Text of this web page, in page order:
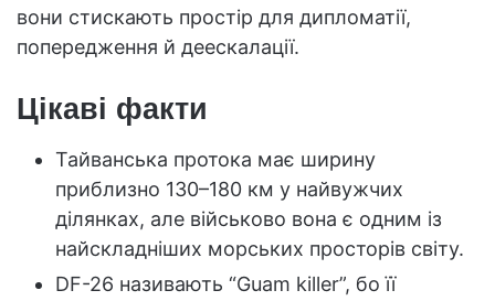
вони стискають простір для дипломатії,
попередження й деескалації.
Цікаві факти
Тайванська протока має ширину
приблизно 130–180 км у найвужчих
ділянках, але військово вона є одним із
найскладніших морських просторів світу.
DF-26 називають “Guam killer”, бо її